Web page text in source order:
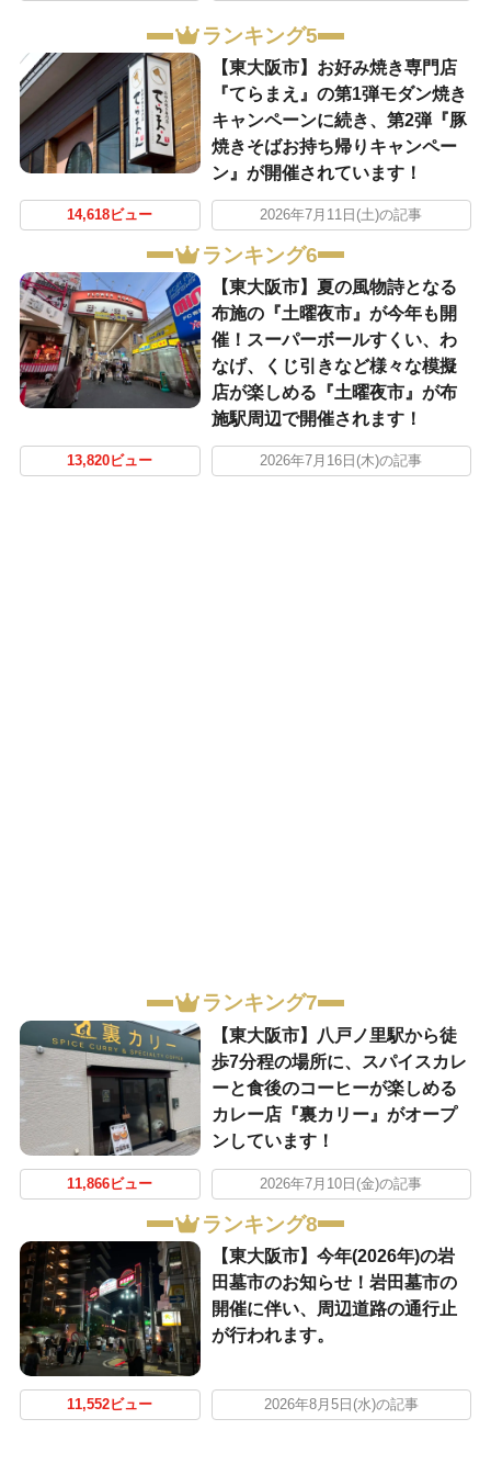
ランキング5
【東大阪市】お好み焼き専門店
『てらまえ』の第1弾モダン焼き
キャンペーンに続き、第2弾『豚
焼きそばお持ち帰りキャンペー
ン』が開催されています！
14,618ビュー 2026年7月11日(土)の記事
ランキング6
【東大阪市】夏の風物詩となる
布施の『土曜夜市』が今年も開
催！スーパーボールすくい、わ
なげ、くじ引きなど様々な模擬
店が楽しめる『土曜夜市』が布
施駅周辺で開催されます！
13,820ビュー 2026年7月16日(木)の記事
ランキング7
【東大阪市】八戸ノ里駅から徒
歩7分程の場所に、スパイスカレ
ーと食後のコーヒーが楽しめる
カレー店『裏カリー』がオープ
ンしています！
11,866ビュー 2026年7月10日(金)の記事
ランキング8
【東大阪市】今年(2026年)の岩
田墓市のお知らせ！岩田墓市の
開催に伴い、周辺道路の通行止
が行われます。
11,552ビュー 2026年8月5日(水)の記事